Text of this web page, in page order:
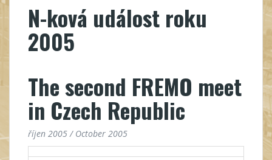
N-ková událost roku
2005
The second FREMO meet
in Czech Republic
říjen 2005 / October 2005